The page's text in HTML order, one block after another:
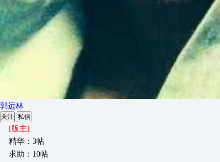
郭远林
关注 私信
[版主]
精华：3帖
求助：10帖